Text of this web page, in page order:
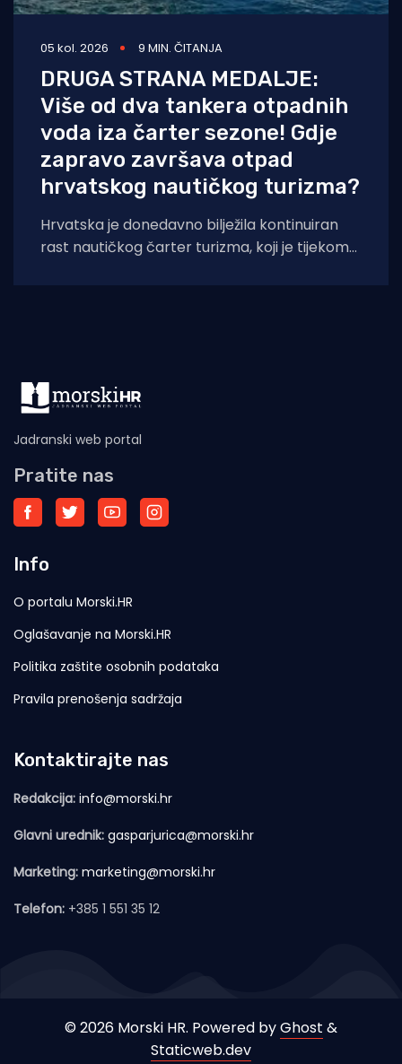
05 kol. 2026 9 MIN. ČITANJA
DRUGA STRANA MEDALJE:
Više od dva tankera otpadnih
voda iza čarter sezone! Gdje
zapravo završava otpad
hrvatskog nautičkog turizma?
Hrvatska je donedavno bilježila kontinuiran
rast nautičkog čarter turizma, koji je tijekom
Jadranski web portal
Pratite nas
Info
O portalu Morski.HR
Oglašavanje na Morski.HR
Politika zaštite osobnih podataka
Pravila prenošenja sadržaja
Kontaktirajte nas
Redakcija: info@morski.hr
Glavni urednik: gasparjurica@morski.hr
Marketing: marketing@morski.hr
Telefon: +385 1 551 35 12
© 2026 Morski HR. Powered byGhost &
Staticweb.dev